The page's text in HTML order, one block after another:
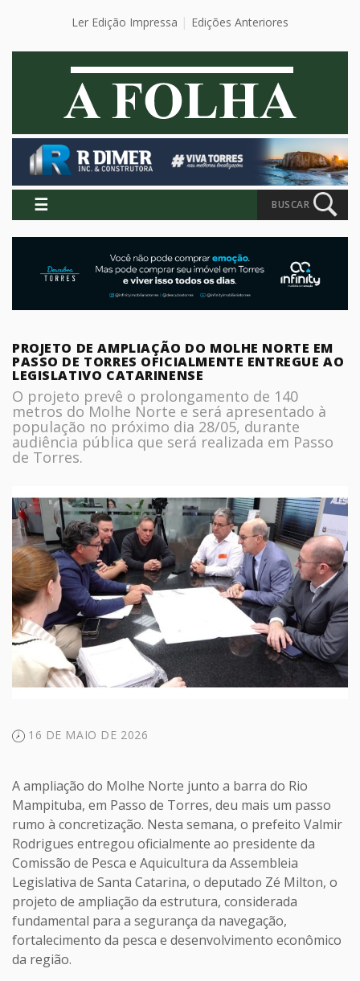
Ler Edição Impressa Edições Anteriores
☰ BUSCAR
PROJETO DE AMPLIAÇÃO DO MOLHE NORTE EM
PASSO DE TORRES OFICIALMENTE ENTREGUE AO
LEGISLATIVO CATARINENSE
O projeto prevê o prolongamento de 140
metros do Molhe Norte e será apresentado à
população no próximo dia 28/05, durante
audiência pública que será realizada em Passo
de Torres.
16 DE MAIO DE 2026
A ampliação do Molhe Norte junto a barra do Rio
Mampituba, em Passo de Torres, deu mais um passo
rumo à concretização. Nesta semana, o prefeito Valmir
Rodrigues entregou oficialmente ao presidente da
Comissão de Pesca e Aquicultura da Assembleia
Legislativa de Santa Catarina, o deputado Zé Milton, o
projeto de ampliação da estrutura, considerada
fundamental para a segurança da navegação,
fortalecimento da pesca e desenvolvimento econômico
da região.